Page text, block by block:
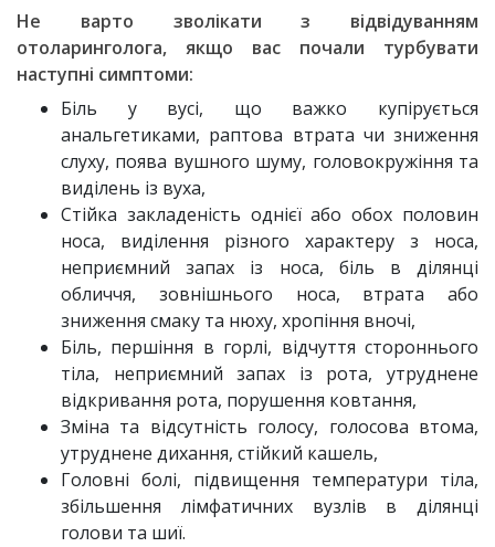
Не варто зволікати з відвідуванням
отоларинголога, якщо вас почали турбувати
наступні симптоми:
Біль у вусі, що важко купірується
анальгетиками, раптова втрата чи зниження
слуху, поява вушного шуму, головокружіння та
виділень із вуха,
Стійка закладеність однієї або обох половин
носа, виділення різного характеру з носа,
неприємний запах із носа, біль в ділянці
обличчя, зовнішнього носа, втрата або
зниження смаку та нюху, хропіння вночі,
Біль, першіння в горлі, відчуття стороннього
тіла, неприємний запах із рота, утруднене
відкривання рота, порушення ковтання,
Зміна та відсутність голосу, голосова втома,
утруднене дихання, стійкий кашель,
Головні болі, підвищення температури тіла,
збільшення лімфатичних вузлів в ділянці
голови та шиї.